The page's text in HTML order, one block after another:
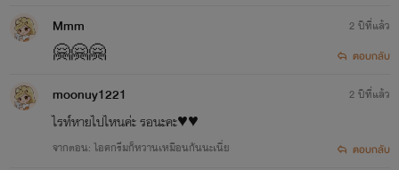
Mmm
🤗🤗🤗
2 ปีที่แล้ว
ตอบกลับ
moonuy1221
ไรท์หายไปไหนค่ะ รอนะคะ♥️♥️
จากตอน: ไอศกรีมก็หวานเหมือนกันนะเนี่ย
2 ปีที่แล้ว
ตอบกลับ